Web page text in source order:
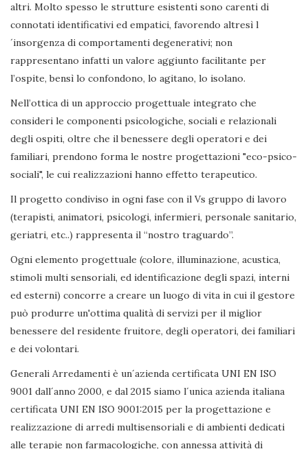
altri. Molto spesso le strutture esistenti sono carenti di
connotati identificativi ed empatici, favorendo altresì l
´insorgenza di comportamenti degenerativi; non
rappresentano infatti un valore aggiunto facilitante per
l’ospite, bensì lo confondono, lo agitano, lo isolano.
Nell’ottica di un approccio progettuale integrato che
consideri le componenti psicologiche, sociali e relazionali
degli ospiti, oltre che il benessere degli operatori e dei
familiari, prendono forma le nostre progettazioni "eco-psico-
sociali", le cui realizzazioni hanno effetto terapeutico.
Il progetto condiviso in ogni fase con il Vs gruppo di lavoro
(terapisti, animatori, psicologi, infermieri, personale sanitario,
geriatri, etc..) rappresenta il “nostro traguardo”.
Ogni elemento progettuale (colore, illuminazione, acustica,
stimoli multi sensoriali, ed identificazione degli spazi, interni
ed esterni) concorre a creare un luogo di vita in cui il gestore
può produrre un'ottima qualità di servizi per il miglior
benessere del residente fruitore, degli operatori, dei familiari
e dei volontari.
Generali Arredamenti è un´azienda certificata UNI EN ISO
9001 dall´anno 2000, e dal 2015 siamo l´unica azienda italiana
certificata UNI EN ISO 9001:2015 per la progettazione e
realizzazione di arredi multisensoriali e di ambienti dedicati
alle terapie non farmacologiche, con annessa attività di